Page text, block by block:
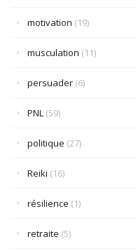
motivation (19)
musculation (11)
persuader (6)
PNL (59)
politique (27)
Reiki (16)
résilience (1)
retraite (5)